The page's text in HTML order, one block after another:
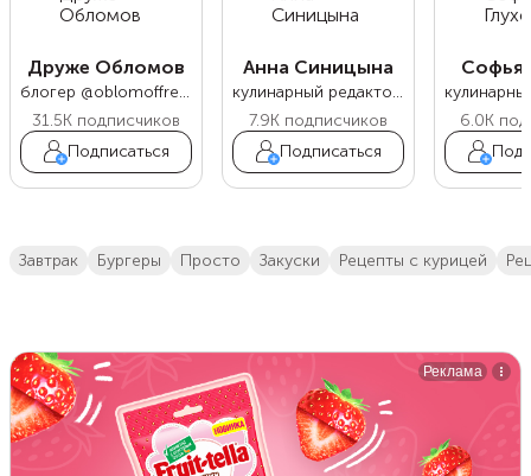
Друже Обломов
блогер @oblomoffrecipe
31.5K подписчиков
Подписаться
Анна Синицына
кулинарный редактор Food.ru
7.9K подписчиков
Подписаться
Софья
6.0K
завтрак бургеры просто закуски Рецепты с курицей